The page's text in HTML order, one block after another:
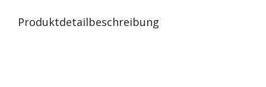
Produktdetailbeschreibung